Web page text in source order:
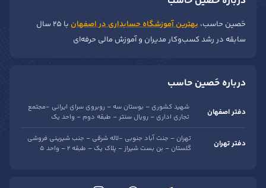
حَصین حاسب، بهترین آموزشگاه حسابداری در اصفهان
با ۲۵ سال
سابقه در رشد کسب‌وکار مدیران و آموزش مالی حرفه‌ای
درباره حَصین حاسب
دفتر اصفهان
شهید کشوری – بوستان سه – روبروی سرای ایرانی -مجتمع
تجاری اداری – رویال سنتر – طبقه دوم – واحد یک
دفتر تهران
تهران – جنت آباد جنوبی -لاله شرقی – جنب شیرینی فروشی
گلستان – بن بست شیراز – پلاک یک – طبقه 2 – واحد 5